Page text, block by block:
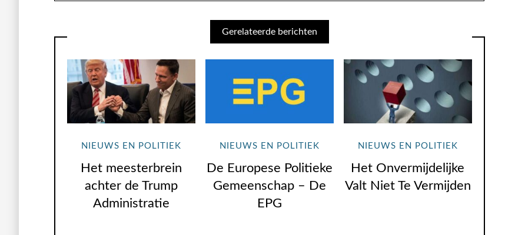
Gerelateerde berichten
NIEUWS EN POLITIEK
Het meesterbrein
achter de Trump
Administratie
NIEUWS EN POLITIEK
De Europese Politieke
Gemeenschap – De
EPG
NIEUWS EN POLITIEK
Het Onvermijdelijke
Valt Niet Te Vermijden